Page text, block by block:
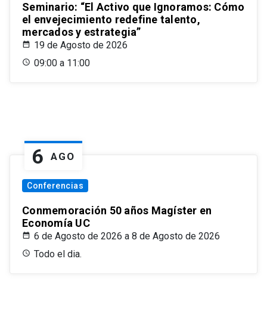
Seminario: “El Activo que Ignoramos: Cómo
el envejecimiento redefine talento,
mercados y estrategia”
19 de Agosto de 2026
09:00 a 11:00
6 AGO
Conferencias
Conmemoración 50 años Magíster en
Economía UC
6 de Agosto de 2026 a 8 de Agosto de 2026
Todo el dia.